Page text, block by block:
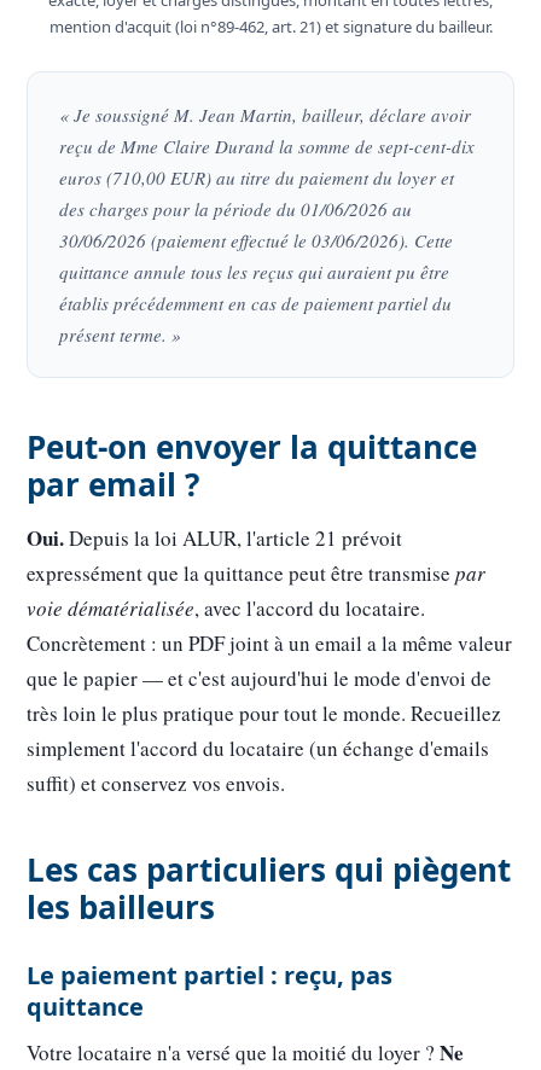
mention d'acquit (loi n°89-462, art. 21) et signature du bailleur.
« Je soussigné M. Jean Martin, bailleur, déclare avoir
reçu de Mme Claire Durand la somme de sept-cent-dix
euros (710,00 EUR) au titre du paiement du loyer et
des charges pour la période du 01/06/2026 au
30/06/2026 (paiement effectué le 03/06/2026). Cette
quittance annule tous les reçus qui auraient pu être
établis précédemment en cas de paiement partiel du
présent terme. »
Peut-on envoyer la quittance
par email ?
Oui.Depuis la loi ALUR, l'article 21 prévoit
expressément que la quittance peut être transmise par
voie dématérialisée, avec l'accord du locataire.
Concrètement : un PDF joint à un email a la même valeur
que le papier — et c'est aujourd'hui le mode d'envoi de
très loin le plus pratique pour tout le monde. Recueillez
simplement l'accord du locataire (un échange d'emails
suffit) et conservez vos envois.
Les cas particuliers qui piègent
les bailleurs
Le paiement partiel : reçu, pas
quittance
Votre locataire n'a versé que la moitié du loyer ? Ne